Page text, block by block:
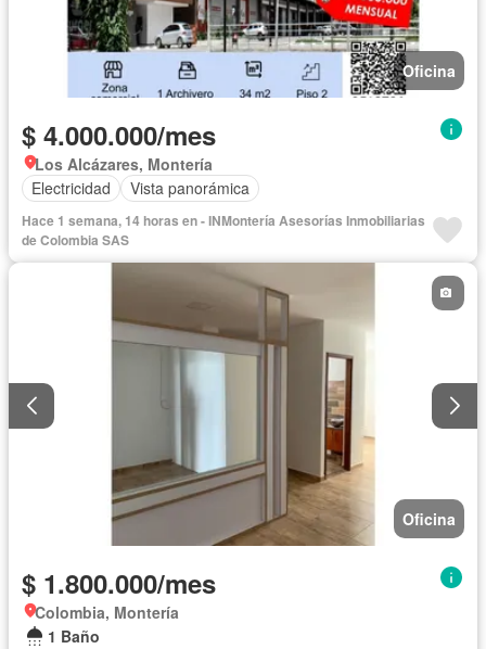
Oficina
$ 4.000.000/mes
Los Alcázares, Montería
Electricidad
Vista panorámica
Hace 1 semana, 14 horas en - INMontería Asesorías Inmobiliarias
de Colombia SAS
Oficina
$ 1.800.000/mes
Colombia, Montería
1 Baño